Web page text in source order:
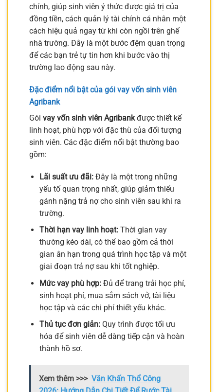
chính, giúp sinh viên ý thức được giá trị của
đồng tiền, cách quản lý tài chính cá nhân một
cách hiệu quả ngay từ khi còn ngồi trên ghế
nhà trường. Đây là một bước đệm quan trọng
để các bạn trẻ tự tin hơn khi bước vào thị
trường lao động sau này.
Đặc điểm nổi bật của gói vay vốn sinh viên
Agribank
Gói vay vốn sinh viên Agribankđược thiết kế
linh hoạt, phù hợp với đặc thù của đối tượng
sinh viên. Các đặc điểm nổi bật thường bao
gồm:
Lãi suất ưu đãi:Đây là một trong những
yếu tố quan trọng nhất, giúp giảm thiểu
gánh nặng trả nợ cho sinh viên sau khi ra
trường.
Thời hạn vay linh hoạt:Thời gian vay
thường kéo dài, có thể bao gồm cả thời
gian ân hạn trong quá trình học tập và một
giai đoạn trả nợ sau khi tốt nghiệp.
Mức vay phù hợp:Đủ để trang trải học phí,
sinh hoạt phí, mua sắm sách vở, tài liệu
học tập và các chi phí thiết yếu khác.
Thủ tục đơn giản:Quy trình được tối ưu
hóa để sinh viên dễ dàng tiếp cận và hoàn
thành hồ sơ.
Xem thêm >>> Văn Khấn Thổ Công